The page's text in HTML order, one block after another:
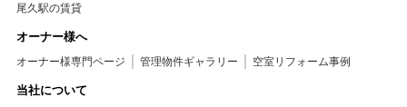
尾久駅の賃貸
オーナー様へ
オーナー様専門ページ 管理物件ギャラリー 空室リフォーム事例
当社について